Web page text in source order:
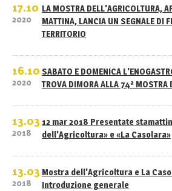
17.10
2020
LA MOSTRA DELL'AGRICOLTURA,
MATTINA, LANCIA UN SEGNALE DI
TERRITORIO
16.10
2020
SABATO E DOMENICA
TROVA DIMORA ALLA 74ª MOSTRA
13.03
2018
12 mar 2018 Presentate
dell'Agricoltura» e «La Casolara»
13.03
2018
Mostra dell'Agricoltura e La
Introduzione generale